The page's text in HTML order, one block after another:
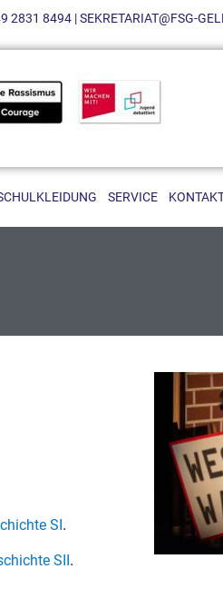
2831 8494 | SEKRETARIAT@FSG-
SERVICE
SI.
SII.